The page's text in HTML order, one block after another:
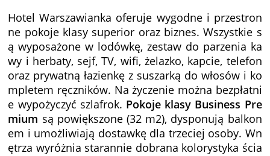
Hotel Warszawianka oferuje wygodne i przestron
ne pokoje klasy superior oraz biznes. Wszystkie s
ą wyposażone w lodówkę, zestaw do parzenia ka
wy i herbaty, sejf, TV, wifi, żelazko, kapcie, telefon
oraz prywatną łazienkę z suszarką do włosów i ko
mpletem ręczników. Na życzenie można bezpłatni
e wypożyczyć szlafrok. Pokoje klasy Business Pre
mium są powiększone (32 m2), dysponują balkon
em i umożliwiają dostawkę dla trzeciej osoby. Wn
ętrza wyróżnia starannie dobrana kolorystyka ścia